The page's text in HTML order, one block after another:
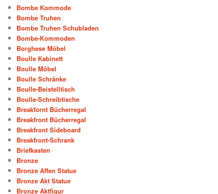
Bombe Kommode
Bombe Truhen
Bombe Truhen Schubladen
Bombe-Kommoden
Borghese Möbel
Boulle Kabinett
Boulle Möbel
Boulle Schränke
Boulle-Beistelltisch
Boulle-Schreibtische
Breakfornt Bücherregal
Breakfront Bücherregal
Breakfront Sideboard
Breakfront-Schrank
Briefkasten
Bronze
Bronze Affen Statue
Bronze Akt Statue
Bronze Aktfigur